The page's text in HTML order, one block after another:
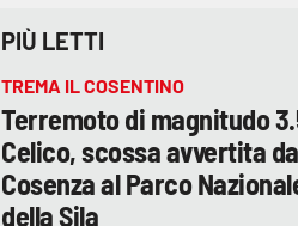
PIÙ LETTI
TREMA IL COSENTINO
Terremoto di magnitudo
Celico, scossa avvertita da
Cosenza al Parco
della Sila